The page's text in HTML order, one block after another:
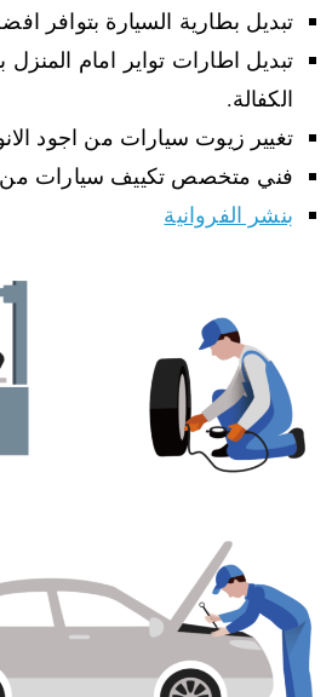
تبديل بطارية السيارة بتوافر
تبديل اطارات تواير امام المنزل
الكفالة.
تغيير زيوت سيارات من اجود
فني متخصص تكييف سيارات من
بنشر الفروانية